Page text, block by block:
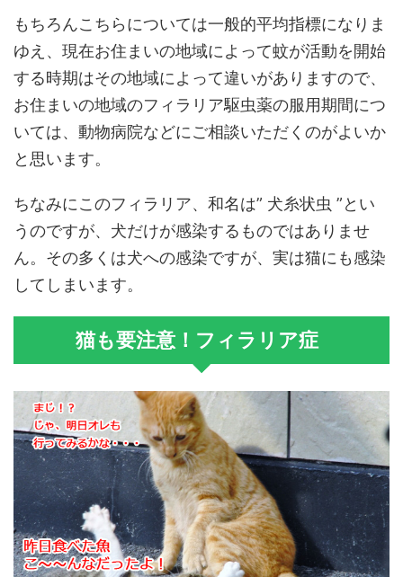
もちろんこちらについては一般的平均指標になりま
ゆえ、現在お住まいの地域によって蚊が活動を開始
する時期はその地域によって違いがありますので、
お住まいの地域のフィラリア駆虫薬の服用期間につ
いては、動物病院などにご相談いただくのがよいか
と思います。
ちなみにこのフィラリア、和名は” 犬糸状虫 ”とい
うのですが、犬だけが感染するものではありませ
ん。その多くは犬への感染ですが、実は猫にも感染
してしまいます。
猫も要注意！フィラリア症